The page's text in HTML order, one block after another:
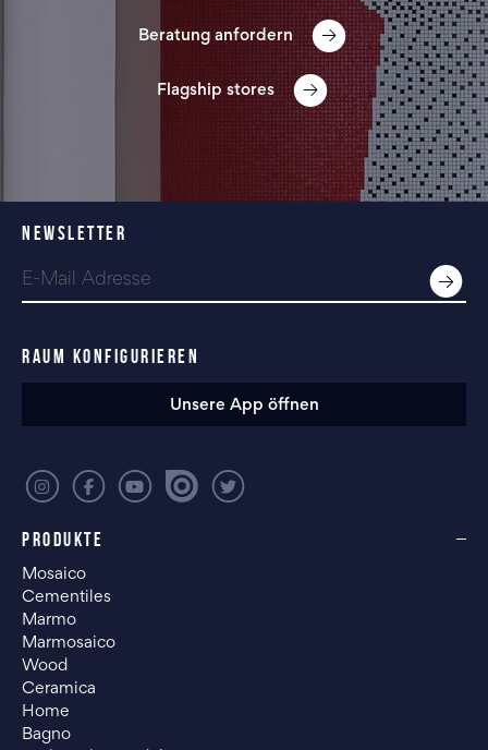
Beratung anfordern
Flagship stores
PRODUKTE
Mosaico
Cementiles
Marmo
Marmosaico
Wood
Ceramica
Home
Bagno
NEWSLETTER
RAUM KONFIGURIEREN
Unsere App öffnen